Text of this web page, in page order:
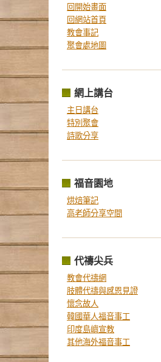
回開始畫面
回網站首頁
教會事記
聚會處地圖
網上講台
主日講台
特別聚會
詩歌分享
福音園地
烘焙筆記
高老師分享空間
代禱尖兵
教會代禱網
肢體代禱與感恩見證
懷念故人
韓國華人福音事工
印度島嶼宣教
其他海外福音事工